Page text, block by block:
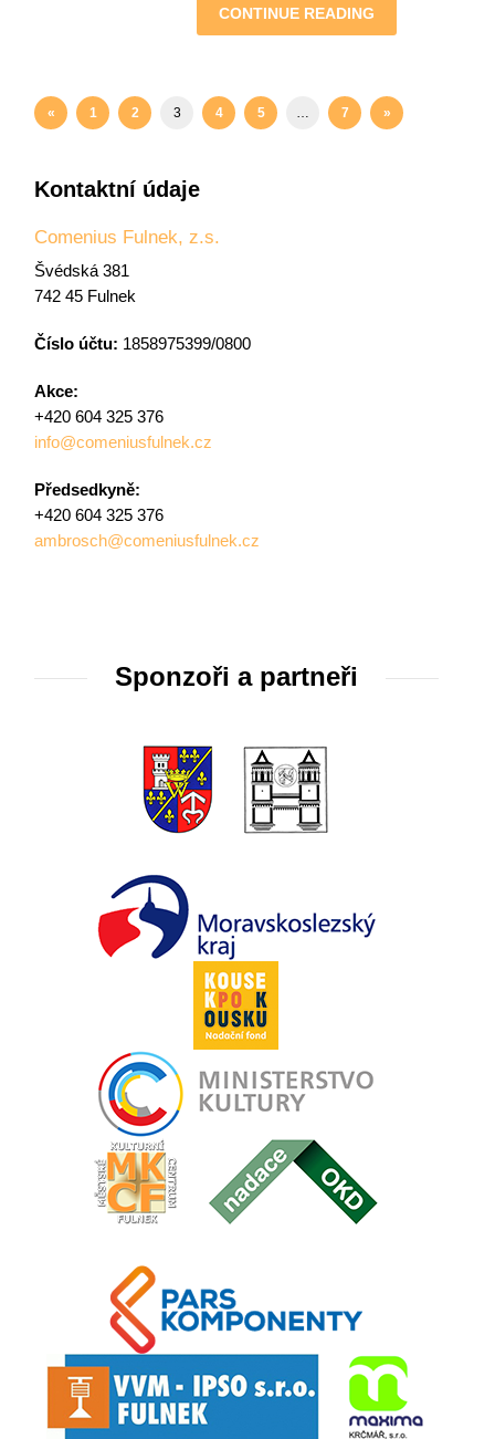
CONTINUE READING
« 1 2 3 4 5 … 7 »
Kontaktní údaje
Comenius Fulnek, z.s.
Švédská 381
742 45 Fulnek
Číslo účtu: 1858975399/0800
Akce:
+420 604 325 376
info@comeniusfulnek.cz
Předsedkyně:
+420 604 325 376
ambrosch@comeniusfulnek.cz
Sponzoři a partneři